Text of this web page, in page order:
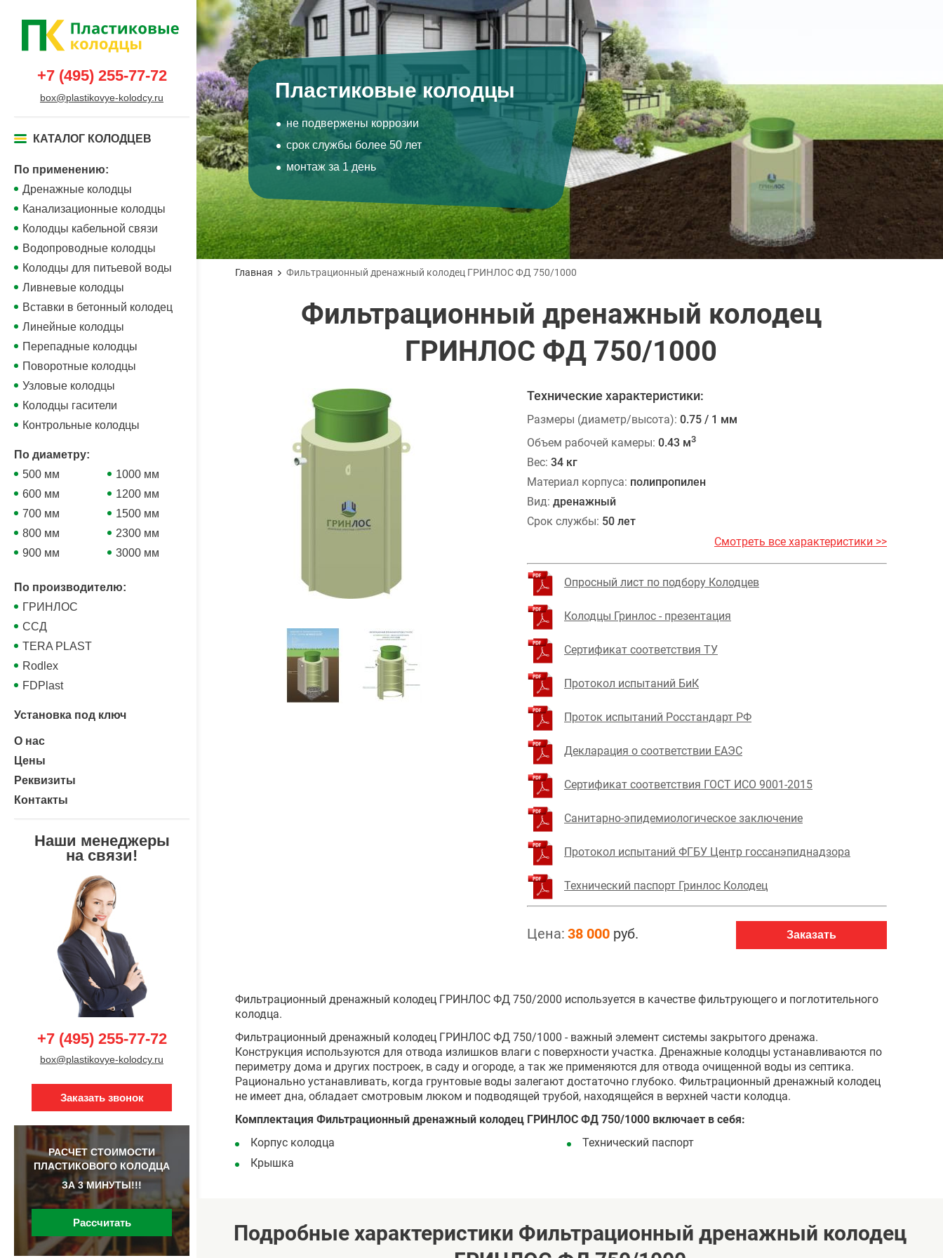
+7 (495) 255-77-72
box@plastikovye-kolodcy.ru
КАТАЛОГ КОЛОДЦЕВ
По применению:
Дренажные колодцы
Канализационные колодцы
Колодцы кабельной связи
Водопроводные колодцы
Колодцы для питьевой воды
Ливневые колодцы
Вставки в бетонный колодец
Линейные колодцы
Перепадные колодцы
Поворотные колодцы
Узловые колодцы
Колодцы гасители
Контрольные колодцы
По диаметру:
500 мм
600 мм
700 мм
800 мм
900 мм
1000 мм
1200 мм
1500 мм
2300 мм
3000 мм
По производителю:
ГРИНЛОС
ССД
TERA PLAST
Rodlex
FDPlast
Установка под ключ
О нас
Цены
Реквизиты
Контакты
Наши менеджеры
на связи!
+7 (495) 255-77-72
box@plastikovye-kolodcy.ru
Заказать звонок
РАСЧЕТ СТОИМОСТИ
ПЛАСТИКОВОГО КОЛОДЦА
ЗА 3 МИНУТЫ!!!
Рассчитать
Пластиковые колодцы
не подвержены коррозии
срок службы более 50 лет
монтаж за 1 день
Главная Фильтрационный дренажный колодец ГРИНЛОС ФД 750/1000
Фильтрационный дренажный колодец
ГРИНЛОС ФД 750/1000
Технические характеристики:
Размеры (диаметр/высота): 0.75 / 1 мм
Объем рабочей камеры: 0.43 м3
Вес: 34 кг
Материал корпуса: полипропилен
Вид: дренажный
Срок службы: 50 лет
Смотреть все характеристики >>
Опросный лист по подбору Колодцев
Колодцы Гринлос - презентация
Сертификат соответствия ТУ
Протокол испытаний БиК
Проток испытаний Росстандарт РФ
Декларация о соответствии ЕАЭС
Сертификат соответствия ГОСТ ИСО 9001-2015
Санитарно-эпидемиологическое заключение
Протокол испытаний ФГБУ Центр госсанэпиднадзора
Технический паспорт Гринлос Колодец
Цена: 38 000 руб. Заказать
Фильтрационный дренажный колодец ГРИНЛОС ФД 750/2000 используется в качестве фильтрующего и поглотительного
колодца.
Фильтрационный дренажный колодец ГРИНЛОС ФД 750/1000 - важный элемент системы закрытого дренажа.
Конструкция используются для отвода излишков влаги с поверхности участка. Дренажные колодцы устанавливаются по
периметру дома и других построек, в саду и огороде, а так же применяются для отвода очищенной воды из септика.
Рационально устанавливать, когда грунтовые воды залегают достаточно глубоко. Фильтрационный дренажный колодец
не имеет дна, обладает смотровым люком и подводящей трубой, находящейся в верхней части колодца.
Комплектация Фильтрационный дренажный колодец ГРИНЛОС ФД 750/1000 включает в себя:
Корпус колодца
Крышка
Технический паспорт
Подробные характеристики Фильтрационный дренажный колодец